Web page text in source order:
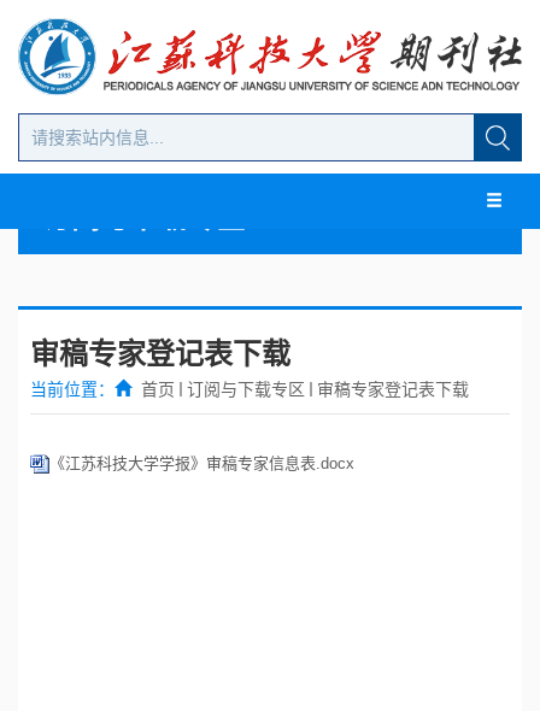
审稿专家登记表下载
当前位置： 首页 订阅与下载专区 审稿专家登记表下载
《江苏科技大学学报》审稿专家信息表.docx